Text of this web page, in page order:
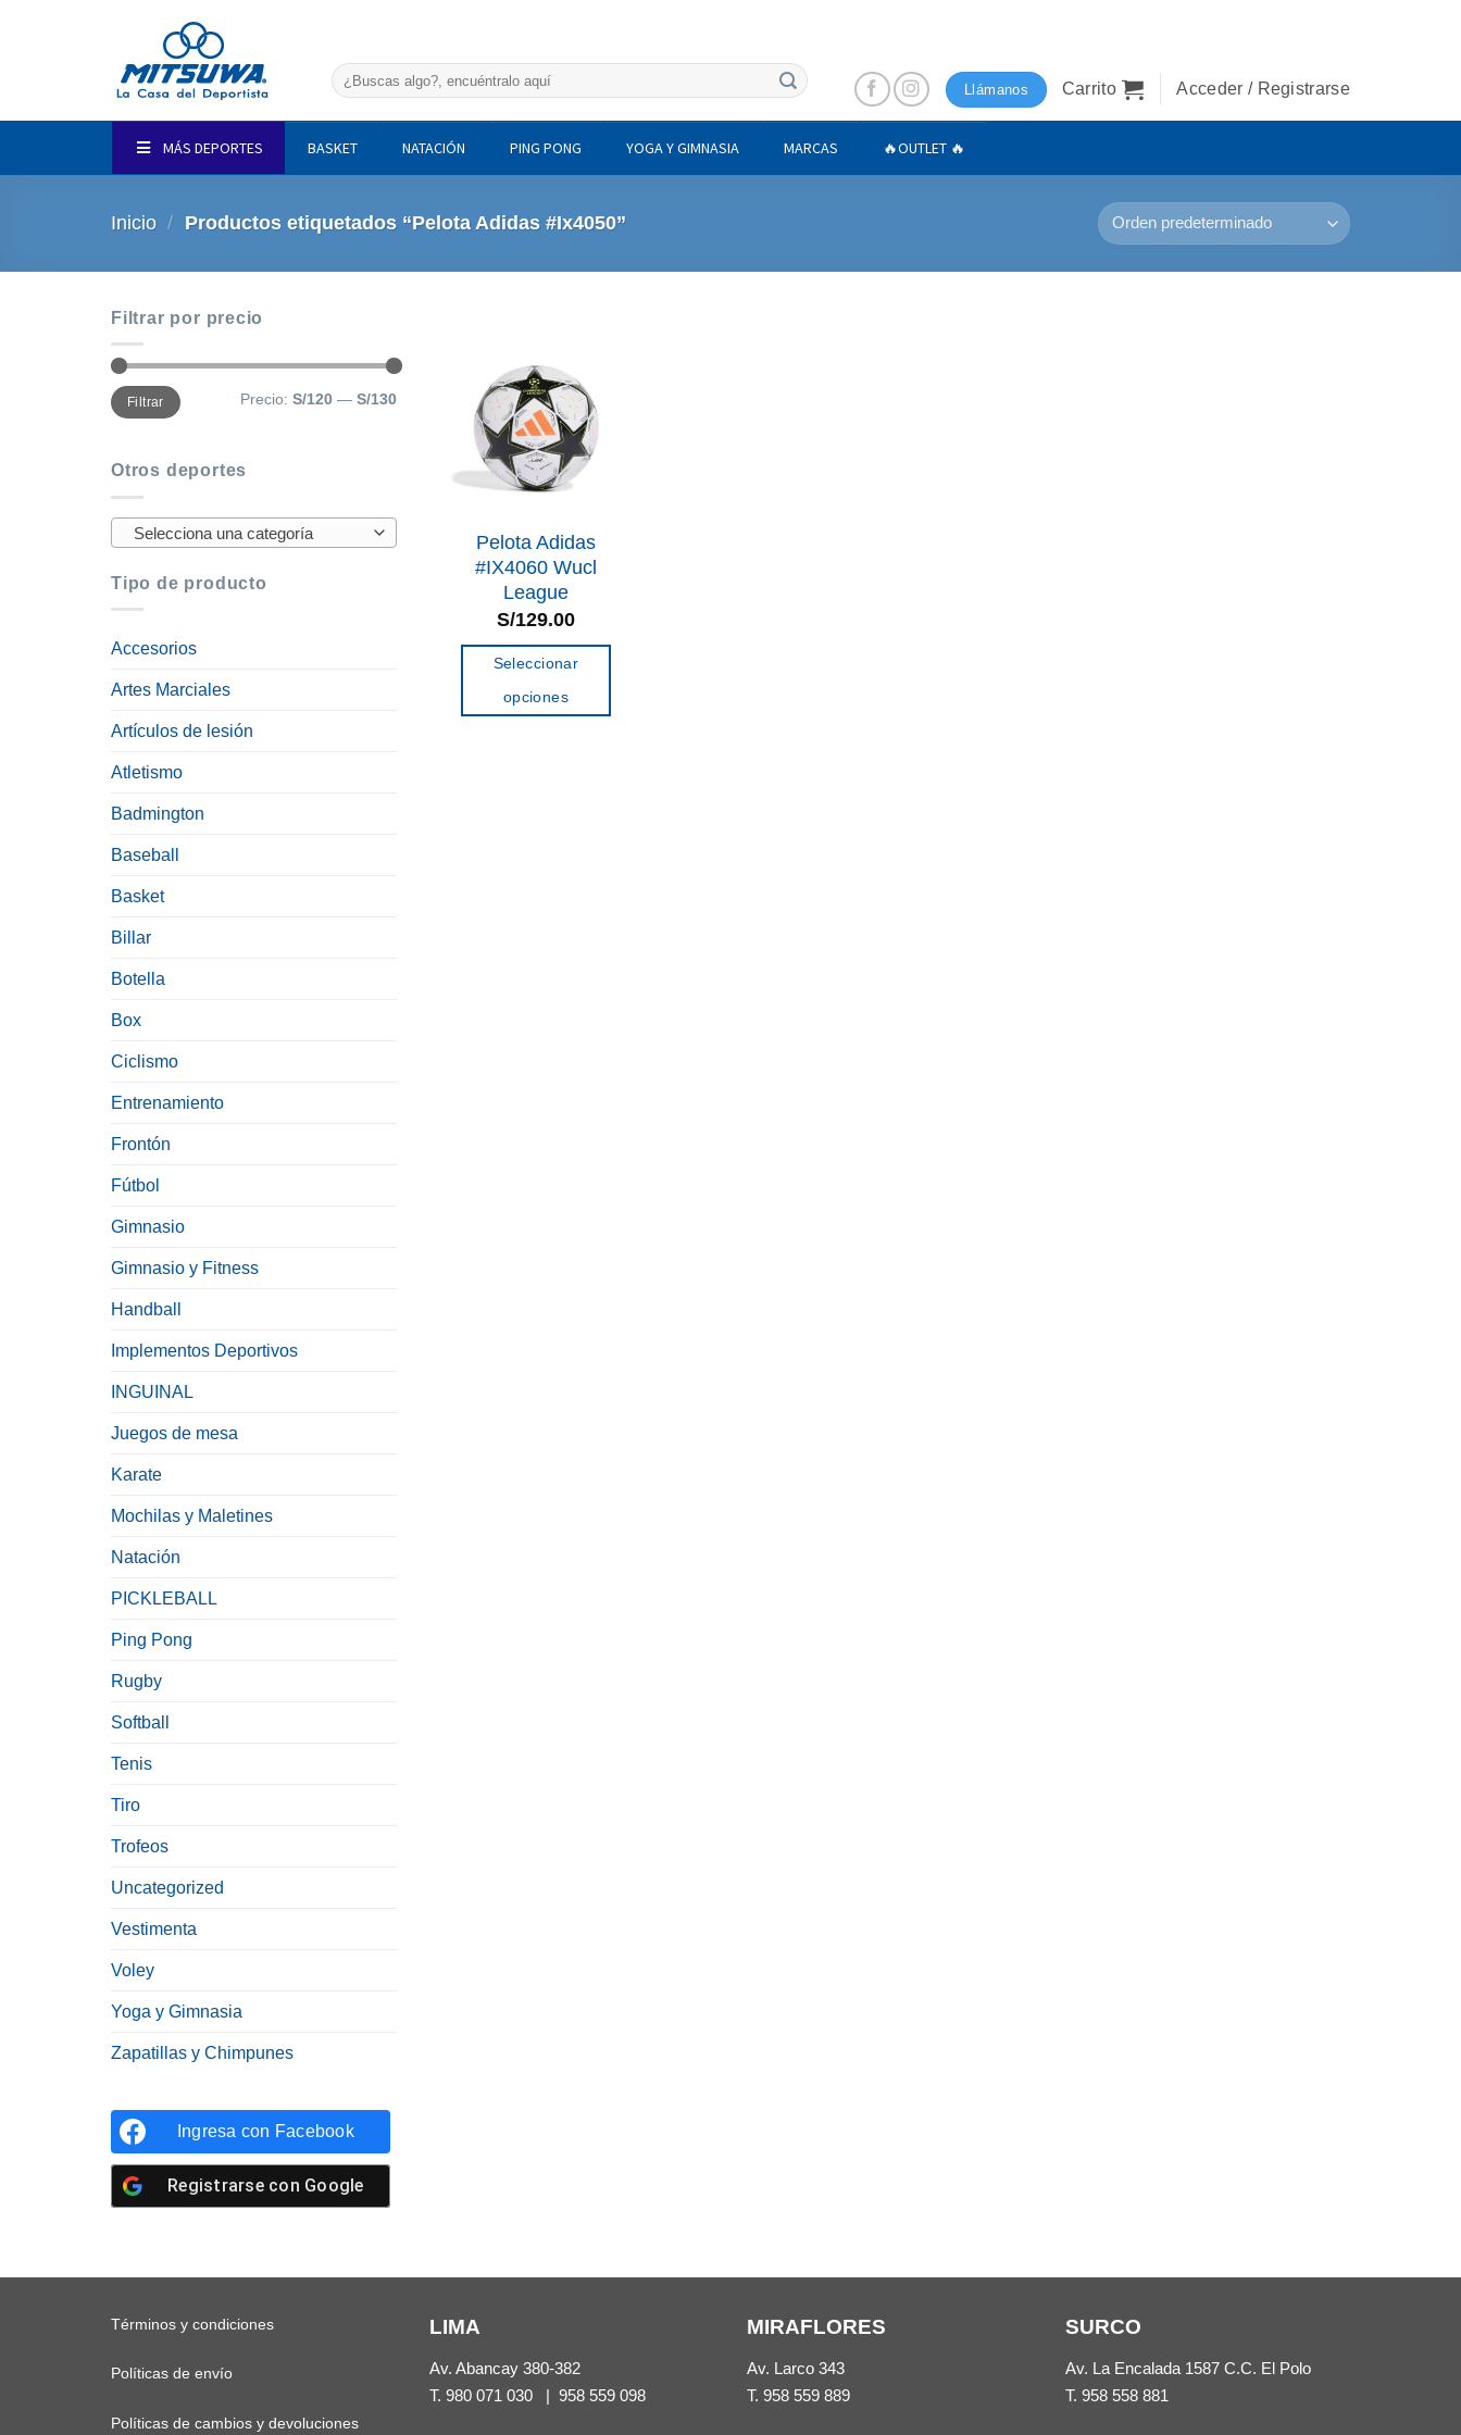
Buscar
por:
Llámanos Carrito Acceder / Registrarse
MÁS DEPORTES BASKET NATACIÓN PING PONG YOGA Y GIMNASIA MARCAS 🔥OUTLET 🔥
Inicio / Productos etiquetados “Pelota Adidas #Ix4050”
Filtrar por precio
Precio
mínimo
Precio
máximo
Filtrar Precio: S/120— S/130
Otros deportes
Selecciona una categoría
Tipo de producto
Accesorios
Artes Marciales
Artículos de lesión
Atletismo
Badmington
Baseball
Basket
Billar
Botella
Box
Ciclismo
Entrenamiento
Frontón
Fútbol
Gimnasio
Gimnasio y Fitness
Handball
Implementos Deportivos
INGUINAL
Juegos de mesa
Karate
Mochilas y Maletines
Natación
PICKLEBALL
Ping Pong
Rugby
Softball
Tenis
Tiro
Trofeos
Uncategorized
Vestimenta
Voley
Yoga y Gimnasia
Zapatillas y Chimpunes
Ingresa con Facebook
Registrarse con Google
Pelota Adidas
#IX4060 Wucl
League
S/129.00
Seleccionar
opciones
Términos y condiciones
Políticas de envío
Políticas de cambios y devoluciones
LIMA
Av. Abancay 380-382
T. 980 071 030| 958 559 098
MIRAFLORES
Av. Larco 343
T. 958 559 889
SURCO
Av. La Encalada 1587 C.C. El Polo
T. 958 558 881